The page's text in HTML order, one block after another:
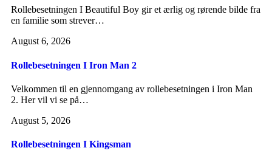
Rollebesetningen I Beautiful Boy gir et ærlig og rørende bilde fra
en familie som strever…
August 6, 2026
Rollebesetningen I Iron Man 2
Velkommen til en gjennomgang av rollebesetningen i Iron Man
2. Her vil vi se på…
August 5, 2026
Rollebesetningen I Kingsman